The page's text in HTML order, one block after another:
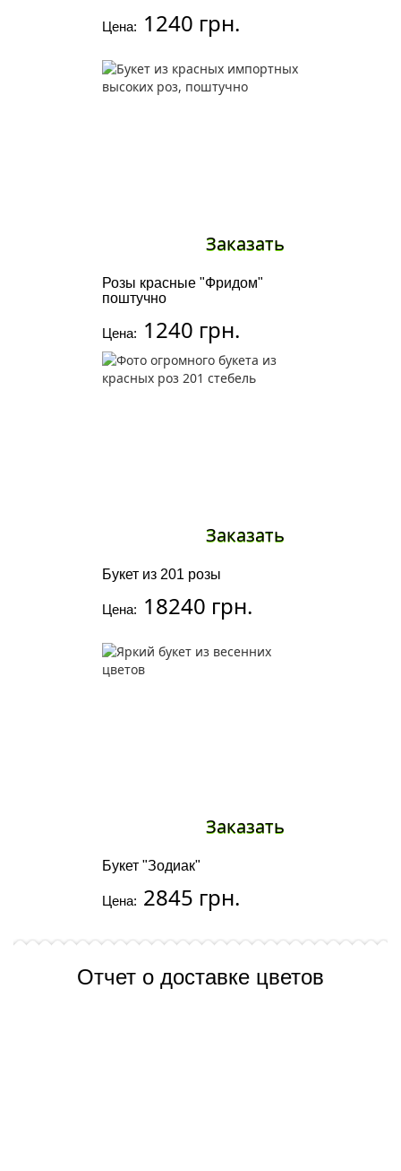
Цена: 1240 грн.
Розы красные "Фридом"
поштучно
Цена: 1240 грн.
Заказать
Букет из 201 розы
Цена: 18240 грн.
Заказать
Букет "Зодиак"
Цена: 2845 грн.
Заказать
Отчет о доставке цветов